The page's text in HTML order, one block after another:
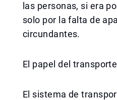
las personas, si era
solo por la falta de
circundantes.
El papel del
El sistema de